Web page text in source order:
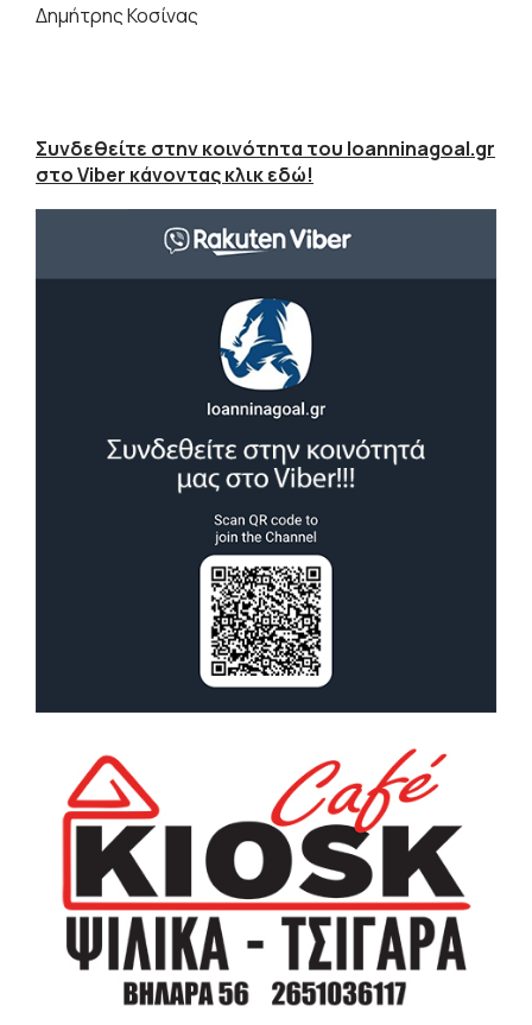
Δημήτρης Κοσίνας
Συνδεθείτε στην κοινότητα του Ioanninagoal.gr
στο Viber κάνοντας κλικ εδώ!